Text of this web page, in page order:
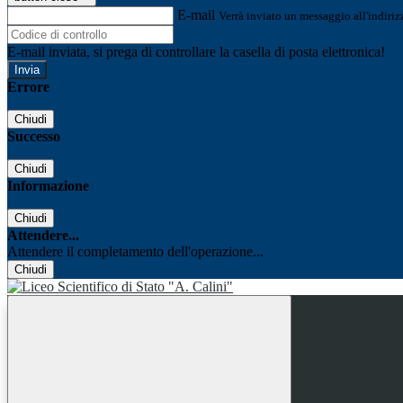
E-mail Verrà inviato un messaggio
E-mail inviata, si prega di controllare la casella di posta elettronica!
Errore
Chiudi
Successo
Chiudi
Informazione
Chiudi
Attendere...
Attendere il completamento dell'operazione...
Chiudi